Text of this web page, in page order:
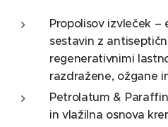
Propolisov izvleček –
sestavin z
regenerativnimi
razdražene, ožgane
Petrolatum &
in vlažilna osnova